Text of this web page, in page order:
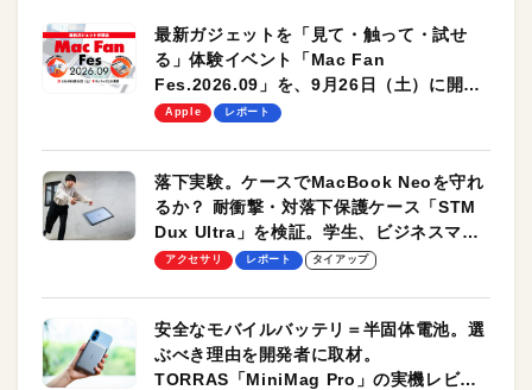
最新ガジェットを「見て・触って・試せ
る」体験イベント「Mac Fan
Fes.2026.09」を、9月26日（土）に開催
します！
Apple レポート
落下実験。ケースでMacBook Neoを守れ
るか？ 耐衝撃・対落下保護ケース「STM
Dux Ultra」を検証。学生、ビジネスマン
のモバイルユースに最適！
アクセサリ レポート タイアップ
安全なモバイルバッテリ＝半固体電池。選
ぶべき理由を開発者に取材。
TORRAS「MiniMag Pro」の実機レビュ